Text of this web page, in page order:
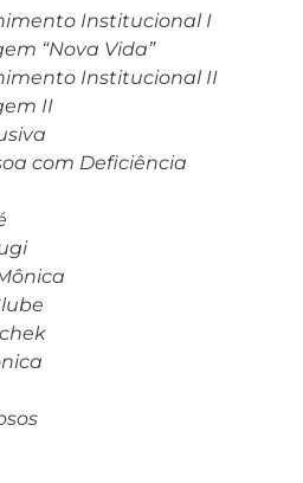
Institucional I
“Nova Vida”
Institucional II
II
com Deficiência